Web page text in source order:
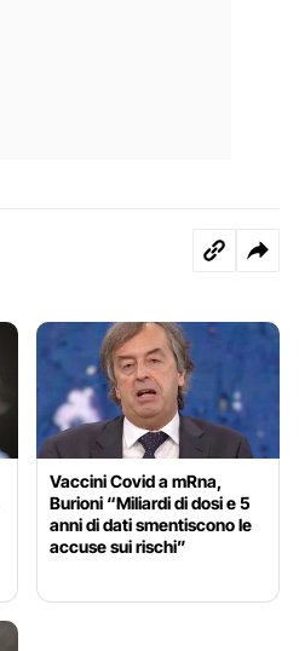
Vaccini Covid a mRna,
Burioni “Miliardi di dosi e 5
anni di dati smentiscono le
accuse sui rischi”